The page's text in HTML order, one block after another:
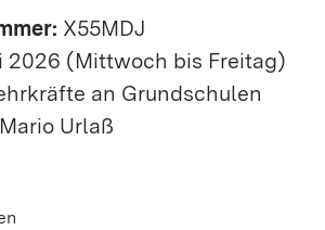
X55MDJ
2026 (Mittwoch bis Freitag)
an Grundschulen
Urlaß